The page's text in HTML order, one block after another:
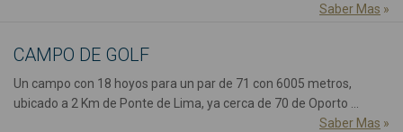
Saber Mas »
CAMPO DE GOLF
Un campo con 18 hoyos para un par de 71 con 6005 metros,
ubicado a 2 Km de Ponte de Lima, ya cerca de 70 de Oporto ...
Saber Mas »